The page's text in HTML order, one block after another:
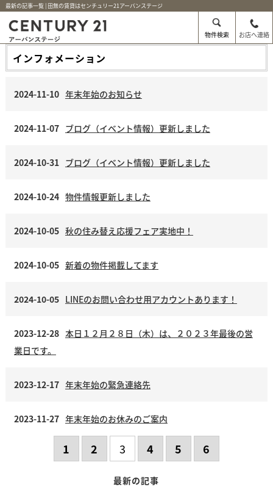
最新の記事一覧 | 田無の賃貸はセンチュリー21アーバンステージ
物件検索 お店へ連絡
インフォメーション
2024-11-10 年末年始のお知らせ
2024-11-07 ブログ（イベント情報）更新しました
2024-10-31 ブログ（イベント情報）更新しました
2024-10-24 物件情報更新しました
2024-10-05 秋の住み替え応援フェア実地中！
2024-10-05 新着の物件掲載してます
2024-10-05 LINEのお問い合わせ用アカウントあります！
2023-12-28 本日１２月２８日（木）は、２０２３年最後の営
業日です。
2023-12-17 年末年始の緊急連絡先
2023-11-27 年末年始のお休みのご案内
1 2 3 4 5 6
最新の記事